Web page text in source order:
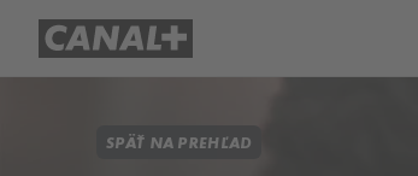
SPÄŤ NA PREHĽAD